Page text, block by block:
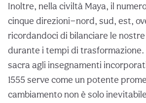
Inoltre, nella civiltà Maya, il
cinque direzioni—nord, sud, est,
ricordandoci di bilanciare le
durante i tempi di trasformazione.
sacra agli insegnamenti
1555 serve come un potente
cambiamento non è solo